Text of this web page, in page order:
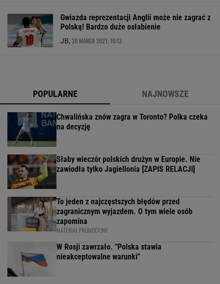
Gwiazda reprezentacji Anglii może nie zagrać z
Polską! Bardzo duże osłabienie
JB, 30 MARCA 2021, 16:13
POPULARNE NAJNOWSZE
Chwalińska znów zagra w Toronto? Polka czeka
na decyzję
Słaby wieczór polskich drużyn w Europie. Nie
zawiodła tylko Jagiellonia [ZAPIS RELACJI]
To jeden z najczęstszych błędów przed
zagranicznym wyjazdem. O tym wiele osób
zapomina
MATERIAŁ PROMOCYJNY
W Rosji zawrzało. "Polska stawia
nieakceptowalne warunki"